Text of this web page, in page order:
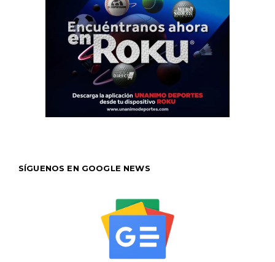
SÍGUENOS EN GOOGLE NEWS